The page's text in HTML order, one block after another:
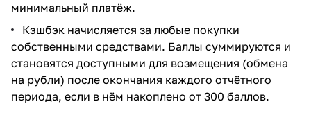
минимальный платёж.
Кэшбэк начисляется за любые покупки
собственными средствами. Баллы суммируются и
становятся доступными для возмещения (обмена
на рубли) после окончания каждого отчётного
периода, если в нём накоплено от 300 баллов.